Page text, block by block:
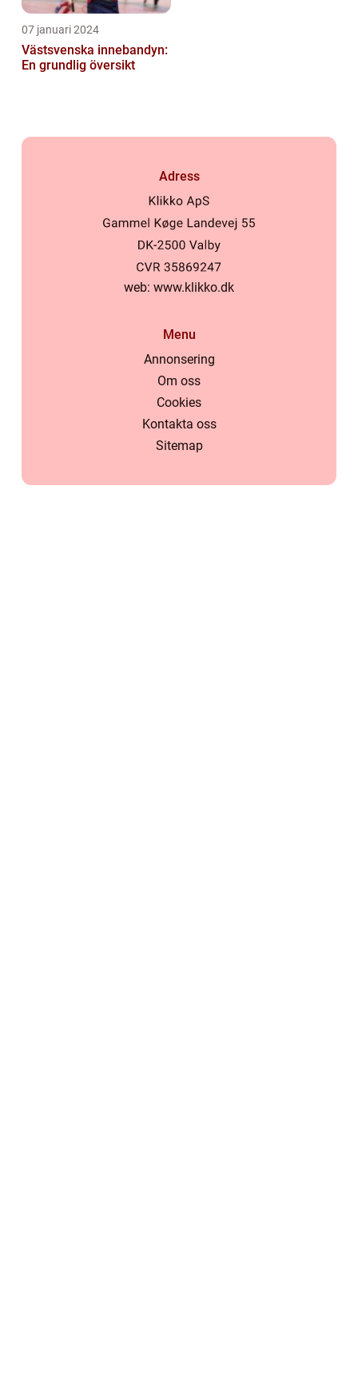
07 januari 2024
Västsvenska innebandyn:
En grundlig översikt
Adress
web: www.klikko.dk
Menu
Annonsering
Om oss
Cookies
Kontakta oss
Sitemap